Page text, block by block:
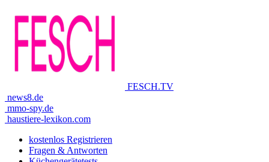
FESCH.TV
news8.de
mmo-spy.de
haustiere-lexikon.com
kostenlos Registrieren
Fragen & Antworten